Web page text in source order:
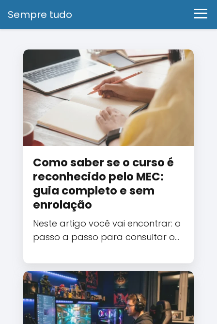
Sempre tudo
Como saber se o curso é
reconhecido pelo MEC:
guia completo e sem
enrolação
Neste artigo você vai encontrar: o
passo a passo para consultar o…